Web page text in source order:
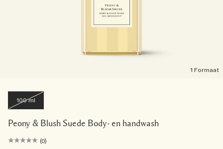
1 Formaat
100 ml
Peony & Blush Suede Body- en handwash
(0)